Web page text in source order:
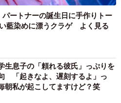
パートナーの誕生日に手作りトー
藍染めに漂うクラゲ よく見る
生息子の「頼れる彼氏」っぷりを
「起きなよ、遅刻するよ」っ
朝私が起こしてますけど？笑